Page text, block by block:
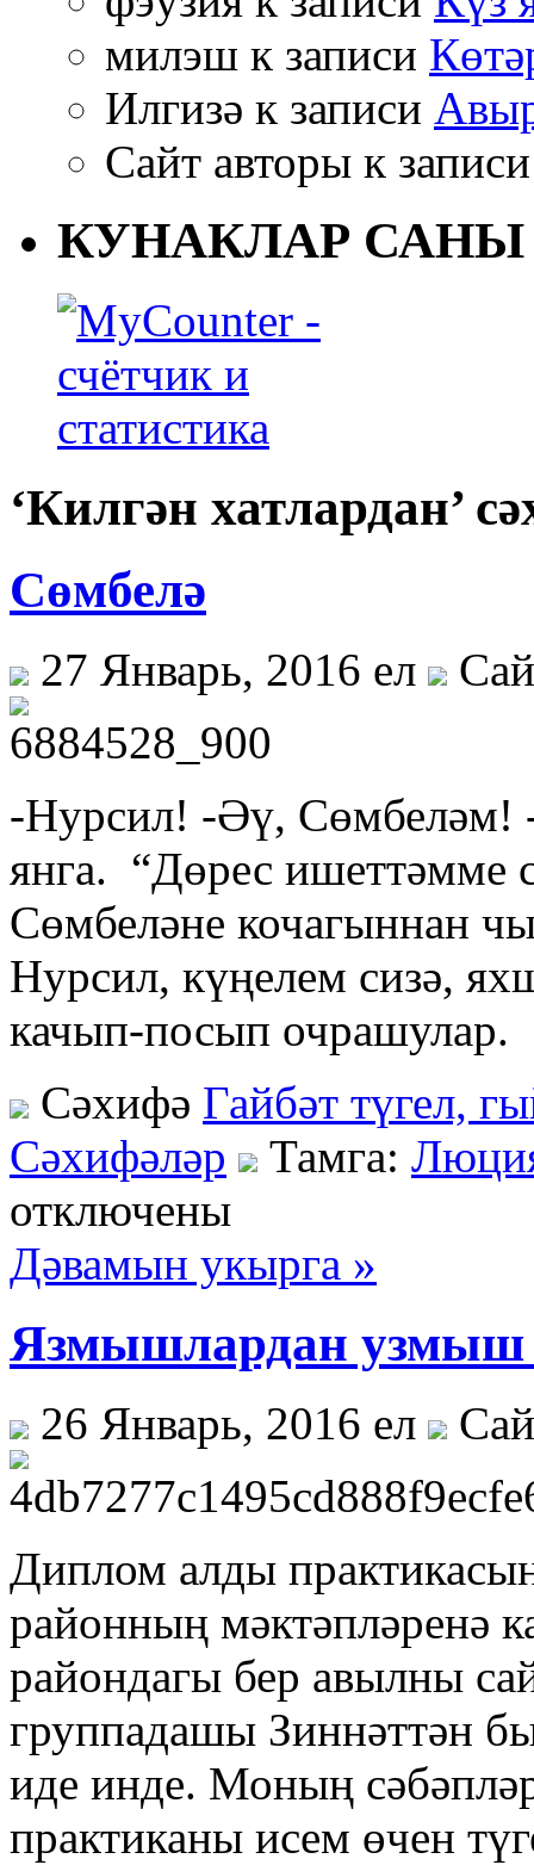
милэш к записи
Илгизә к записи
Сайт авторы к
КУНАКЛАР САНЫ
‘Килгән хатлардан’
Сөмбелә
27 Январь, 2016 ел
-Нурсил! -Әү, Сөмбеләм!
янга. “Дөрес ишеттәмме
Сөмбеләне кочагыннан
Нурсил, күңелем сизә,
качып-посып очрашулар.
Сәхифә Гайбәт түгел,
Сәхифәләр
Тамга:
отключены
Дәвамын укырга »
Язмышлардан узмыш
26 Январь, 2016 ел
Диплом алды
районның мәктәпләренә
райондагы бер авылны
группадашы Зиннәттән
иде инде. Моның
практиканы исем өчен